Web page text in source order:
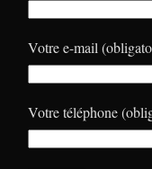
Votre e-mail
Votre téléphone